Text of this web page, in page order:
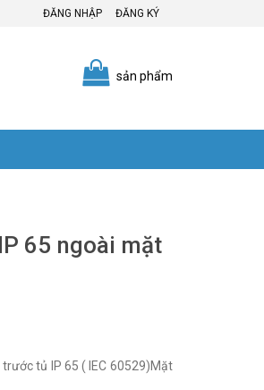
ĐĂNG NHẬP ĐĂNG KÝ
sản phẩm
65 ngoài mặt
tủ IP 65 ( IEC 60529)Mặt